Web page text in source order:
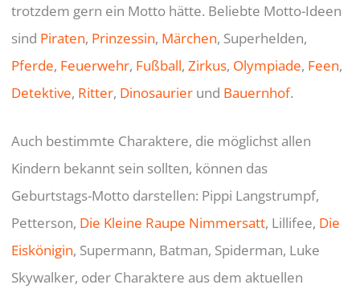
trotzdem gern ein Motto hätte. Beliebte Motto-Ideen
sind Piraten, Prinzessin, Märchen, Superhelden,
Pferde, Feuerwehr, Fußball,Zirkus, Olympiade, Feen,
Detektive, Ritter, Dinosaurier und Bauernhof.
Auch bestimmte Charaktere, die möglichst allen
Kindern bekannt sein sollten, können das
Geburtstags-Motto darstellen: Pippi Langstrumpf,
Petterson, Die Kleine Raupe Nimmersatt, Lillifee, Die
Eiskönigin, Supermann, Batman, Spiderman, Luke
Skywalker, oder Charaktere aus dem aktuellen